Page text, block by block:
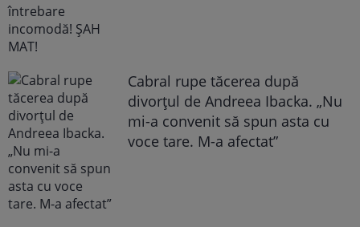
Cabral rupe tăcerea după
divorțul de Andreea Ibacka. „Nu
mi-a convenit să spun asta cu
voce tare. M-a afectat”